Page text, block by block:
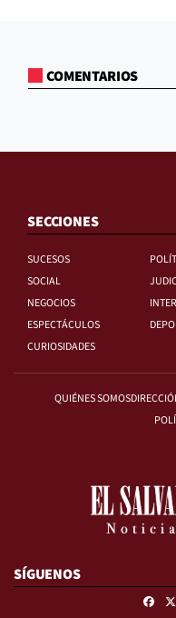
COMENTARIOS
SECCIONES
SUCESOS
SOCIAL
NEGOCIOS
ESPECTÁCULOS
CURIOSIDADES
QUIÉNES SOMOS
SÍGUENOS